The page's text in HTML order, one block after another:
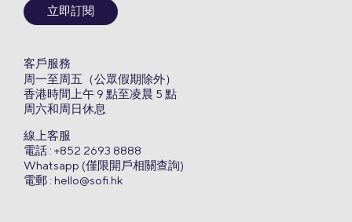
立即訂閱
客戶服務
周一至周五（公眾假期除外）
香港時間上午 9 點至凌晨 5 點
周六和周日休息
線上客服
電話 : +852 2693 8888
Whatsapp (僅限開戶相關查詢)
電郵 : hello@sofi.hk